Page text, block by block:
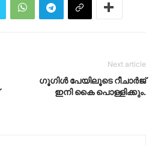
Next article
ഗൂഗിള്‍ പേയിലൂടെ റീചാര്‍ജ്
ഇനി കൈ പൊള്ളിക്കും.